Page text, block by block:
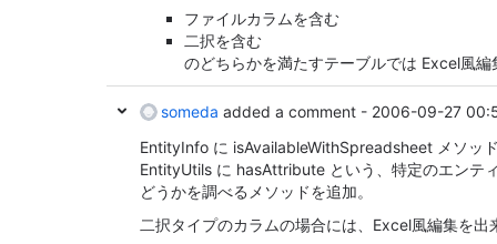
ファイルカラムを含む
二択を含む
のどちらかを満たすテーブルでは Excel風編
someda added a comment - 2006-09-27
EntityInfo に isAvailableWithSpreadsheet メソッ
EntityUtils に hasAttribute という、特定のエンテ
どうかを調べるメソッドを追加。
二択タイプのカラムの場合には、Excel風編集を出